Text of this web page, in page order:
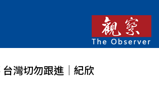
台灣切勿跟進│紀欣